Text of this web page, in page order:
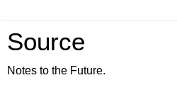
Source
Notes to the Future.